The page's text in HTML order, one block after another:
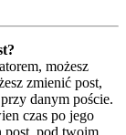
możesz
zmienić post,
danym poście.
czas po jego
post, pod twoim